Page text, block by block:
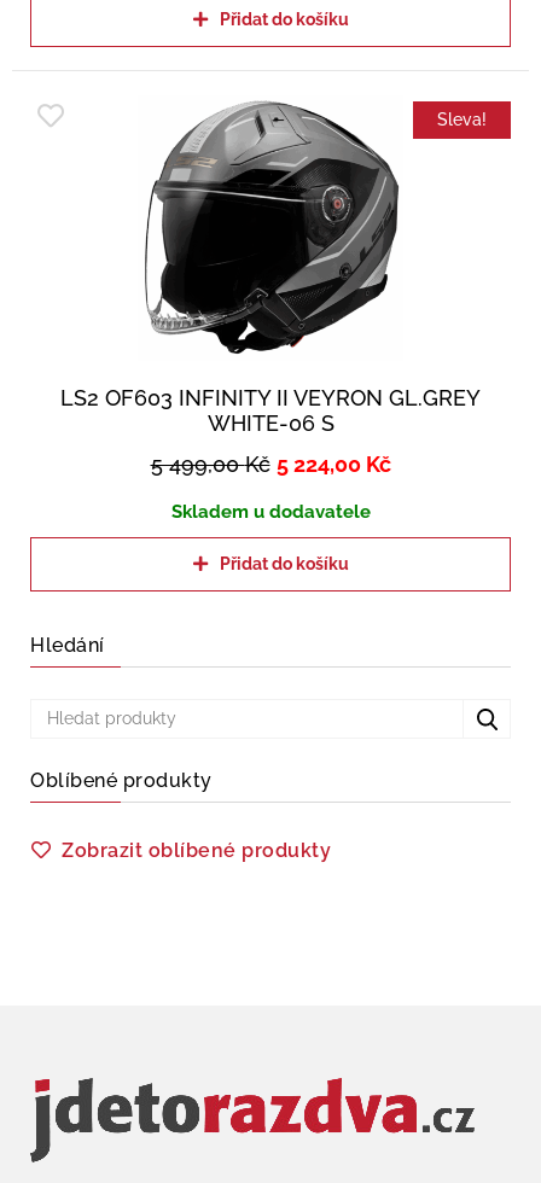
Přidat do košíku
Sleva!
LS2 OF603 INFINITY II VEYRON GL.GREY
WHITE-06 S
5 499,00Kč 5 224,00 Kč
Skladem u dodavatele
Přidat do košíku
Hledání
Oblíbené produkty
Zobrazit oblíbené produkty